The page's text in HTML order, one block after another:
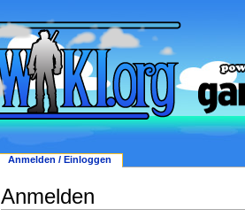
Anmelden
Anmelden / Einloggen